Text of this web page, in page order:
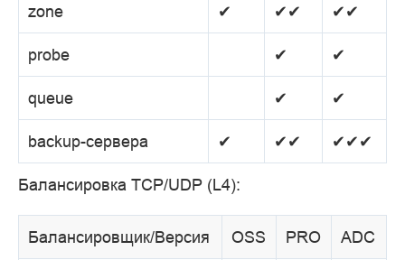
zone ✔ ✔✔ ✔✔
probe ✔ ✔
queue ✔ ✔
backup-сервера ✔ ✔✔ ✔✔✔
Балансировка TCP/UDP (L4):
Балансировщик/Версия OSS PRO ADC